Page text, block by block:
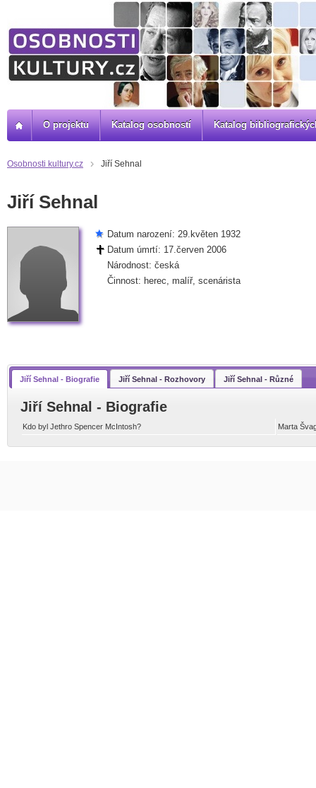
Osobnosti kultury.cz Jiří Sehnal
Jiří Sehnal
Datum narození: 29.květen 1932
Datum úmrtí: 17.červen 2006
Národnost: česká
Činnost: herec, malíř, scenárista
Jiří Sehnal - Biografie Jiří Sehnal - Rozhovory Jiří Sehnal - Různé
Jiří Sehnal - Biografie
Kdo byl Jethro Spencer McIntosh? Marta
O projektu Katalog osobností Katalog